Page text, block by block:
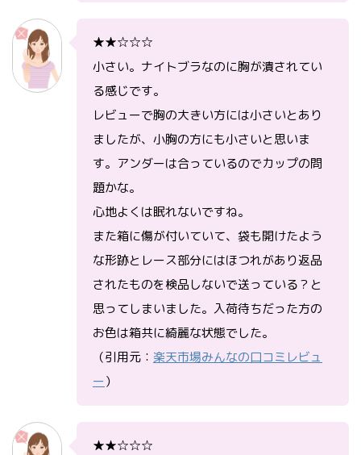
★★☆☆☆
小さい。ナイトブラなのに胸が潰されてい
る感じです。
レビューで胸の大きい方には小さいとあり
ましたが、小胸の方にも小さいと思いま
す。アンダーは合っているのでカップの問
題かな。
心地よくは眠れないですね。
また箱に傷が付いていて、袋も開けたよう
な形跡とレース部分にはほつれがあり返品
されたものを検品しないで送っている？と
思ってしまいました。入荷待ちだった方の
お色は箱共に綺麗な状態でした。
（引用元： 楽天市場みんなの口コミレビュ
ー）
★★☆☆☆